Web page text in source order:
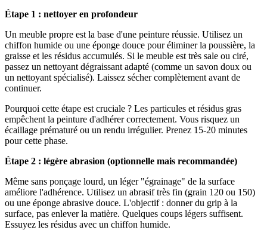
Étape 1 : nettoyer en profondeur
Un meuble propre est la base d'une peinture réussie. Utilisez un
chiffon humide ou une éponge douce pour éliminer la poussière, la
graisse et les résidus accumulés. Si le meuble est très sale ou ciré,
passez un nettoyant dégraissant adapté (comme un savon doux ou
un nettoyant spécialisé). Laissez sécher complètement avant de
continuer.
Pourquoi cette étape est cruciale ? Les particules et résidus gras
empêchent la peinture d'adhérer correctement. Vous risquez un
écaillage prématuré ou un rendu irrégulier. Prenez 15-20 minutes
pour cette phase.
Étape 2 : légère abrasion (optionnelle mais recommandée)
Même sans ponçage lourd, un léger "égrainage" de la surface
améliore l'adhérence. Utilisez un abrasif très fin (grain 120 ou 150)
ou une éponge abrasive douce. L'objectif : donner du grip à la
surface, pas enlever la matière. Quelques coups légers suffisent.
Essuyez les résidus avec un chiffon humide.